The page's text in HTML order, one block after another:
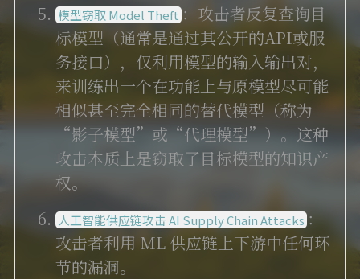
模型窃取 Model Theft：攻击者反复查询目
标模型（通常是通过其公开的API或服
务接口），仅利用模型的输入输出对，
来训练出一个在功能上与原模型尽可能
相似甚至完全相同的替代模型（称为
“影子模型”或“代理模型”）。这种
攻击本质上是窃取了目标模型的知识产
权。
人工智能供应链攻击 AI Supply Chain Attacks：
攻击者利用 ML 供应链上下游中任何环
节的漏洞。